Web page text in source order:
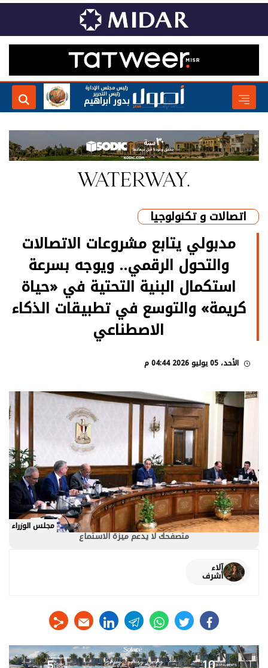
رئيس مجلس الإدارة
رئيس التحرير
بدور ابراهيم
اتصالات و تكنولوجيا
مدبولي يتابع مشروعات الاتصالات
والتحول الرقمي.. ويوجه بسرعة
استكمال البنية التحتية في «حياة
كريمة» والتوسع في تطبيقات الذكاء
الاصطناعي
الأحد، 05 يوليو 2026 04:44 م
مجلس الوزراء
متصفحك لا يدعم ميزة الاستماع
آلاء
أشرف
facebook
twitter
whats
telegram
linkedin